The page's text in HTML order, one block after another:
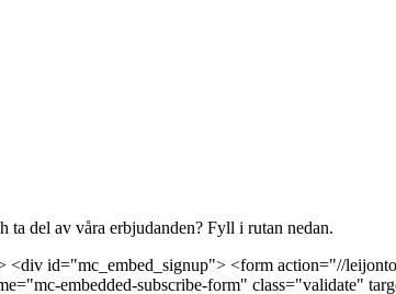
ta del av våra erbjudanden? Fyll i rutan nedan.
id="mc_embed_signup"> <form action="//
embedded-subscribe-form" class="validate"